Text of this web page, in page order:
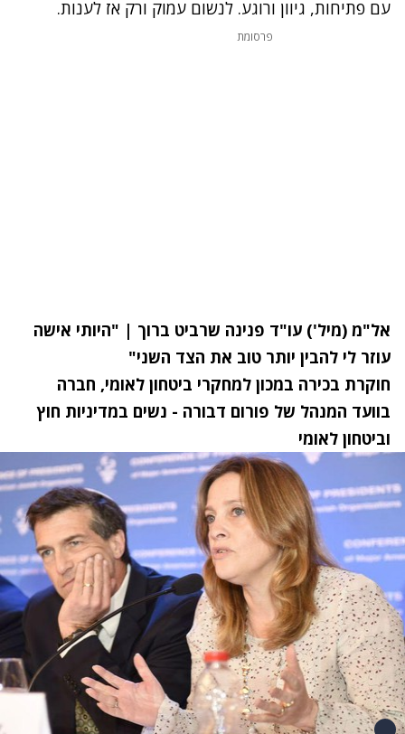
עם פתיחות, גיוון ורוגע. לנשום עמוק ורק אז לענות.
פרסומת
אל"מ (מיל') עו"ד פנינה שרביט ברוך | "היותי אישה
עוזר לי להבין יותר טוב את הצד השני"
חוקרת בכירה במכון למחקרי ביטחון לאומי, חברה
בוועד המנהל של פורום דבורה - נשים במדיניות חוץ
וביטחון לאומי